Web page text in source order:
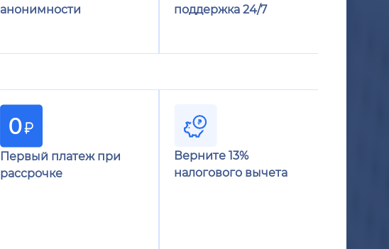
анонимности
поддержка 24/7
Первый платеж при
рассрочке
Верните 13%
налогового вычета